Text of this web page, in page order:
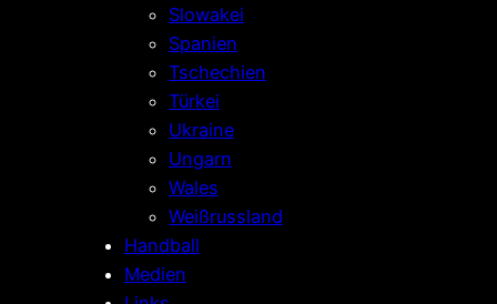
Slowakei
Spanien
Tschechien
Türkei
Ukraine
Ungarn
Wales
Weißrussland
Handball
Medien